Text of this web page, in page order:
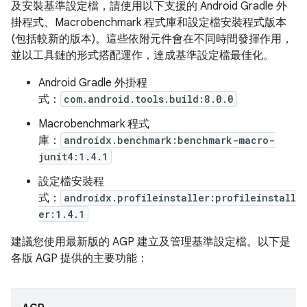
及安裝基準設定檔，請使用以下支援的 Android Gradle 外
掛程式、Macrobenchmark 程式庫和設定檔安裝程式版本
(包括較新的版本)。這些依附元件會在不同時間發揮作用，
並以工具鏈的形式搭配運作，達成基準設定檔最佳化。
Android Gradle 外掛程
式：
com.android.tools.build:8.0.0
Macrobenchmark 程式
庫：
androidx.benchmark:benchmark-macro-
junit4:1.4.1
設定檔安裝程
式：
androidx.profileinstaller:profileinstall
er:1.4.1
建議您使用最新版的 AGP 建立及管理基準設定檔。以下是
各版 AGP 提供的主要功能：